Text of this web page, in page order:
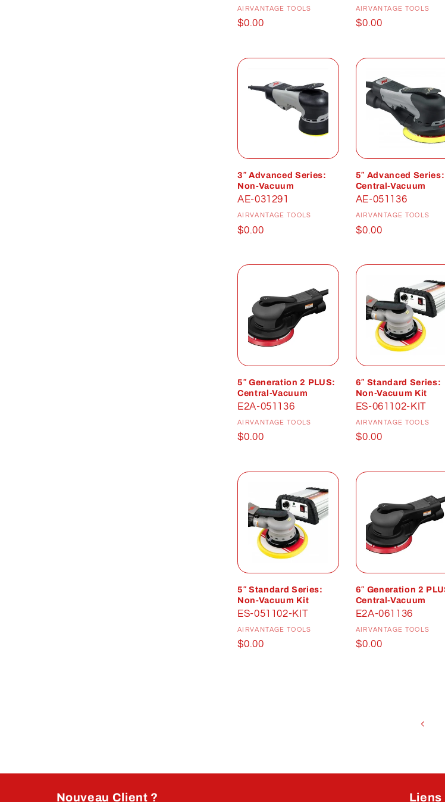
AIRVANTAGE TOOLS
Prix
$0.00
AIRVANTAGE TOOLS
Prix
$0.00
3″ Advanced Series:
Non-Vacuum
AE-031291
AIRVANTAGE TOOLS
Prix
$0.00
5″ Advanced Series:
Central-Vacuum
AE-051136
AIRVANTAGE TOOLS
Prix
$0.00
5″ Generation 2 PLUS:
Central-Vacuum
E2A-051136Distributeur :
AIRVANTAGE TOOLS
Prix
$0.00
6″ Standard Series:
Non-Vacuum Kit
ES-061102-KIT
AIRVANTAGE TOOLS
Prix
$0.00
5″ Standard Series:
Non-Vacuum Kit
ES-051102-KIT Distributeur :
AIRVANTAGE TOOLS
Prix
$0.00
6″ Generation 2
Central-Vacuum
E2A-061136
AIRVANTAGE TOOLS
Prix
$0.00
Nouveau Client ? Liens